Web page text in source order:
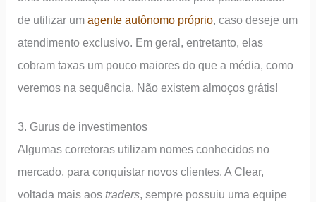
de utilizar umagente autônomo próprio, caso deseje um
atendimento exclusivo. Em geral, entretanto, elas
cobram taxas um pouco maiores do que a média, como
veremos na sequência. Não existem almoços grátis!
3. Gurus de investimentos
Algumas corretoras utilizam nomes conhecidos no
mercado, para conquistar novos clientes. A Clear,
voltada mais aostraders, sempre possuiu uma equipe